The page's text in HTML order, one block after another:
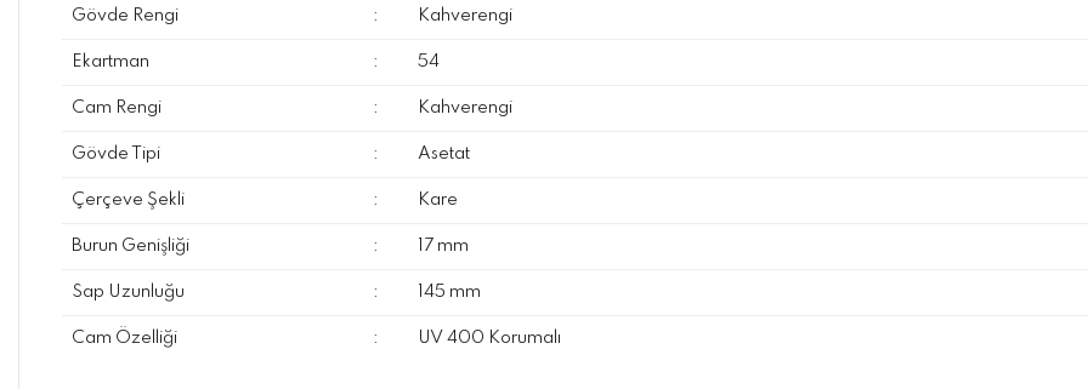
Gövde Rengi : Kahverengi
Ekartman : 54
Cam Rengi : Kahverengi
Gövde Tipi : Asetat
Çerçeve Şekli : Kare
Burun Genişliği : 17 mm
Sap Uzunluğu : 145 mm
Cam Özelliği : UV 400 Korumalı